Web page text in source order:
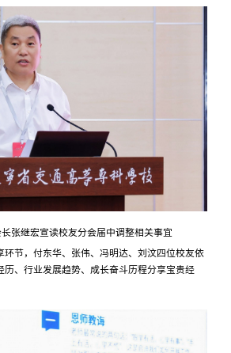
张继宏宣读校友分会届中调整相关事宜
环节，付东华、张伟、冯明达、刘汶四位校友依
历、行业发展趋势、成长奋斗历程分享宝贵经